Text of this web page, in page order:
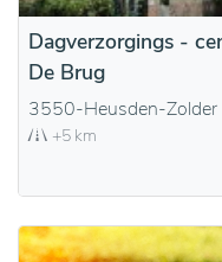
Dagverzorgings -
De Brug
3550-Heusden-Zolder
+5 km